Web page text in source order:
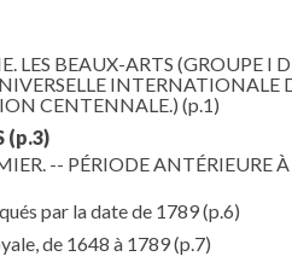
LES BEAUX-ARTS (GROUPE I
INTERNATIONALE
CENTENNALE.) (p.1)
(p.3)
-- PÉRIODE ANTÉRIEURE
par la date de 1789(p.6)
de 1648 à 1789(p.7)